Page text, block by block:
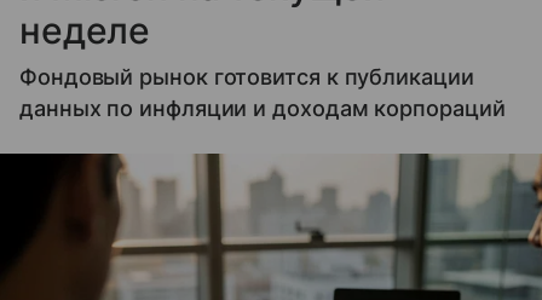
неделе
Фондовый рынок готовится к публикации
данных по инфляции и доходам корпораций